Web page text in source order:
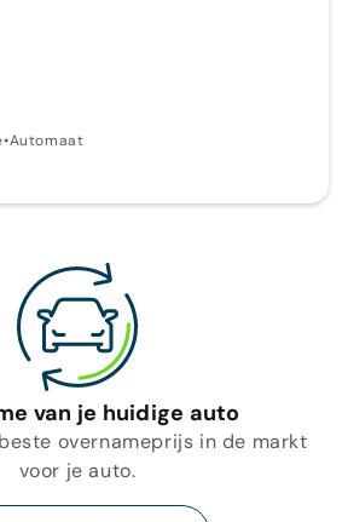
•Automaat
van je huidige auto
overnameprijs in de markt
voor je auto.